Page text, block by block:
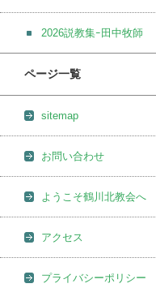
2026説教集ｰ田中牧師
ページ一覧
sitemap
お問い合わせ
ようこそ鶴川北教会へ
アクセス
プライバシーポリシー